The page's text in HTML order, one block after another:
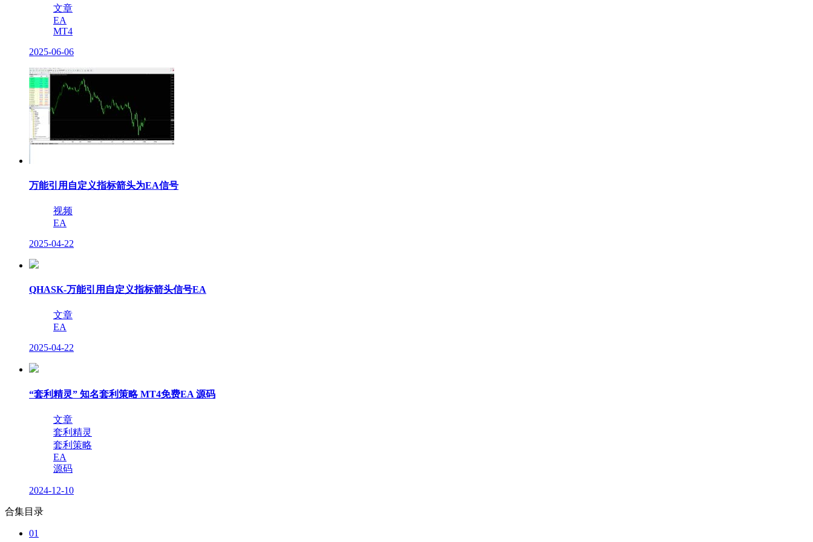
文章
EA
MT4
2025-06-06
万能引用自定义指标箭头为EA信号
视频
EA
2025-04-22
QHASK-万能引用自定义指标箭头信号EA
文章
EA
2025-04-22
“套利精灵” 知名套利策略 MT4免费EA 源码
文章
套利精灵
套利策略
EA
源码
2024-12-10
合集目录
01